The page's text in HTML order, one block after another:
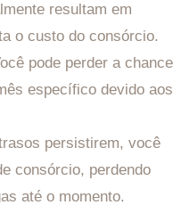
resultam em
o custo do consórcio.
pode perder a chance
específico devido aos
persistirem, você
consórcio, perdendo
até o momento.